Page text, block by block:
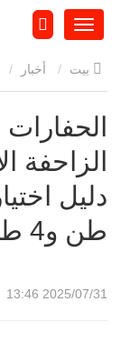
أخبار
طنًا و7.5 طن و4 طن
الزاحفة
طن و4 طن
2025/07/31 13:46